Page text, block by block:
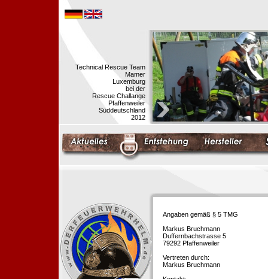
Technical Rescue Team
Mamer
Luxemburg
bei der
Rescue Challange
Pfaffenweiler
Süddeutschland
2012
Angaben gemäß § 5 TMG
Markus Bruchmann
Duffernbachstrasse 5
79292 Pfaffenweiler
Vertreten durch:
Markus Bruchmann